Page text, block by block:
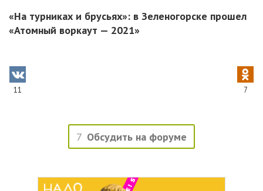
«На турниках и брусьях»: в Зеленогорске прошел
«Атомный воркаут — 2021»
11 7
7 Обсудить на форуме